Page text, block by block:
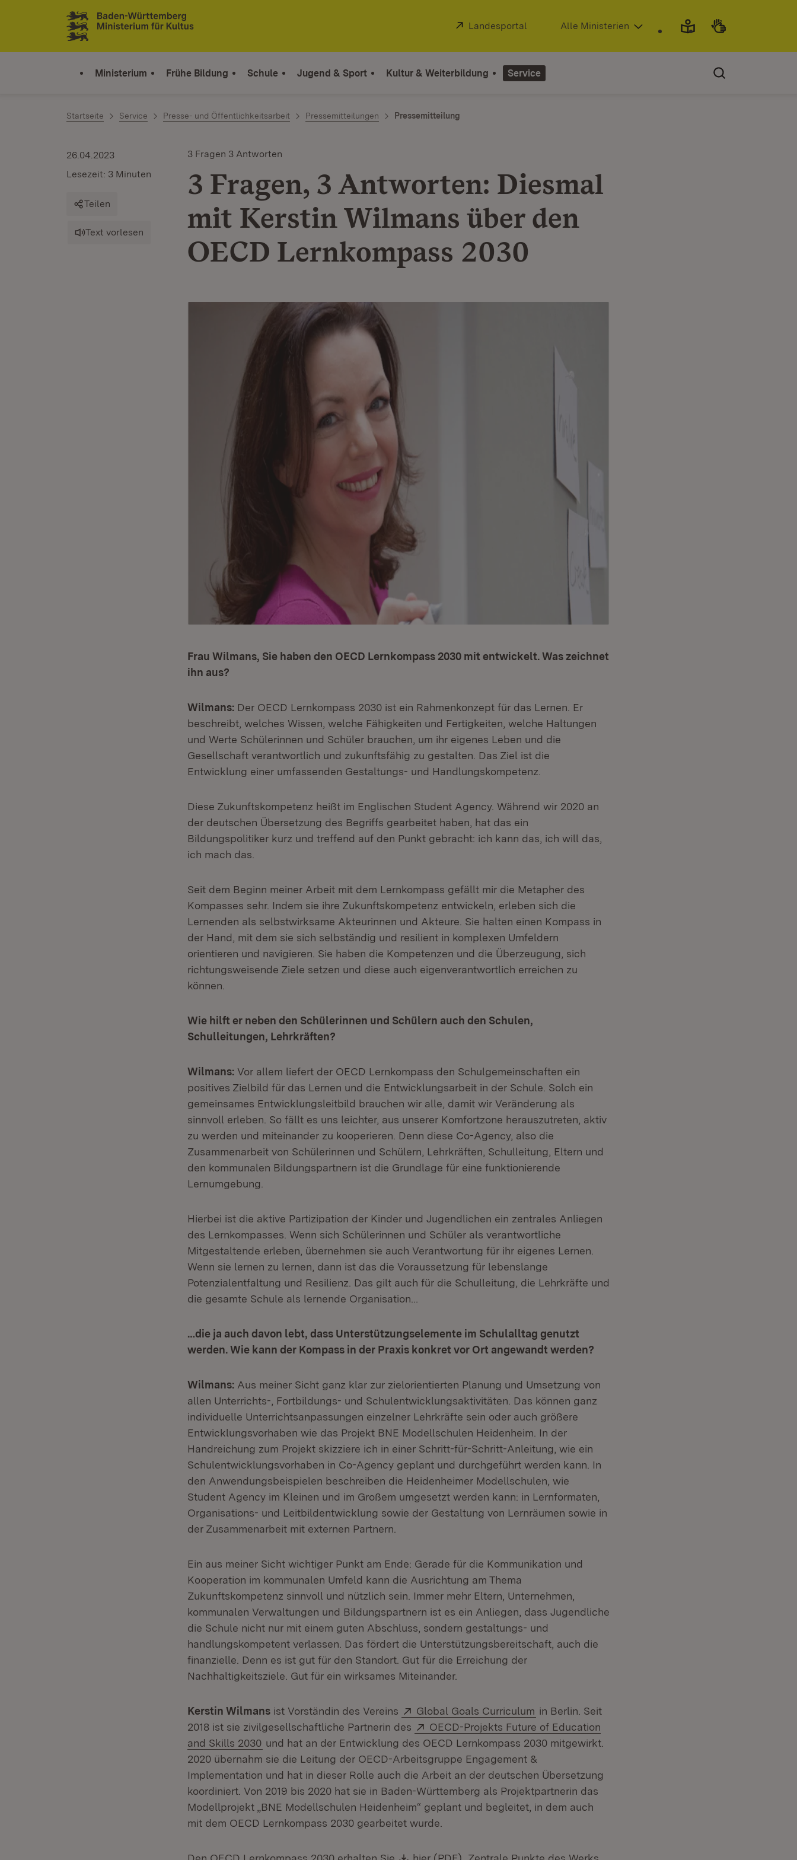
Zum Inhalt springen
Link zur Startseite
Extern:
Landesportal (Öffnet in neuem Fenster)
Alle Ministerien
Ministerium Frühe Bildung Schule Jugend & Sport Kultur & Weiterbildung Service
Startseite Service Presse- und Öffentlichkeitsarbeit Pressemitteilungen Pressemitteilung
3 Fragen 3 Antworten
3 Fragen, 3 Antworten: Diesmal
mit Kerstin Wilmans über den
OECD Lernkompass 2030
26.04.2023
Lesezeit: 3 Minuten
Teilen
Text vorlesen
Frau Wilmans, Sie haben den OECD Lernkompass 2030 mit entwickelt. Was zeichnet
ihn aus?
Wilmans: Der OECD Lernkompass 2030 ist ein Rahmenkonzept für das Lernen. Er
beschreibt, welches Wissen, welche Fähigkeiten und Fertigkeiten, welche Haltungen
und Werte Schülerinnen und Schüler brauchen, um ihr eigenes Leben und die
Gesellschaft verantwortlich und zukunftsfähig zu gestalten. Das Ziel ist die
Entwicklung einer umfassenden Gestaltungs- und Handlungskompetenz.
Diese Zukunftskompetenz heißt im Englischen Student Agency. Während wir 2020 an
der deutschen Übersetzung des Begriffs gearbeitet haben, hat das ein
Bildungspolitiker kurz und treffend auf den Punkt gebracht: ich kann das, ich will das,
ich mach das.
Seit dem Beginn meiner Arbeit mit dem Lernkompass gefällt mir die Metapher des
Kompasses sehr. Indem sie ihre Zukunftskompetenz entwickeln, erleben sich die
Lernenden als selbstwirksame Akteurinnen und Akteure. Sie halten einen Kompass in
der Hand, mit dem sie sich selbständig und resilient in komplexen Umfeldern
orientieren und navigieren. Sie haben die Kompetenzen und die Überzeugung, sich
richtungsweisende Ziele setzen und diese auch eigenverantwortlich erreichen zu
können.
Wie hilft er neben den Schülerinnen und Schülern auch den Schulen,
Schulleitungen, Lehrkräften?
Wilmans: Vor allem liefert der OECD Lernkompass den Schulgemeinschaften ein
positives Zielbild für das Lernen und die Entwicklungsarbeit in der Schule. Solch ein
gemeinsames Entwicklungsleitbild brauchen wir alle, damit wir Veränderung als
sinnvoll erleben. So fällt es uns leichter, aus unserer Komfortzone herauszutreten, aktiv
zu werden und miteinander zu kooperieren. Denn diese Co-Agency, also die
Zusammenarbeit von Schülerinnen und Schülern, Lehrkräften, Schulleitung, Eltern und
den kommunalen Bildungspartnern ist die Grundlage für eine funktionierende
Lernumgebung.
Hierbei ist die aktive Partizipation der Kinder und Jugendlichen ein zentrales Anliegen
des Lernkompasses. Wenn sich Schülerinnen und Schüler als verantwortliche
Mitgestaltende erleben, übernehmen sie auch Verantwortung für ihr eigenes Lernen.
Wenn sie lernen zu lernen, dann ist das die Voraussetzung für lebenslange
Potenzialentfaltung und Resilienz. Das gilt auch für die Schulleitung, die Lehrkräfte und
die gesamte Schule als lernende Organisation…
…die ja auch davon lebt, dass Unterstützungselemente im Schulalltag genutzt
werden. Wie kann der Kompass in der Praxis konkret vor Ort angewandt werden?
Wilmans: Aus meiner Sicht ganz klar zur zielorientierten Planung und Umsetzung von
allen Unterrichts-, Fortbildungs- und Schulentwicklungsaktivitäten. Das können ganz
individuelle Unterrichtsanpassungen einzelner Lehrkräfte sein oder auch größere
Entwicklungsvorhaben wie das Projekt BNE Modellschulen Heidenheim. In der
Handreichung zum Projekt skizziere ich in einer Schritt-für-Schritt-Anleitung, wie ein
Schulentwicklungsvorhaben in Co-Agency geplant und durchgeführt werden kann. In
den Anwendungsbeispielen beschreiben die Heidenheimer Modellschulen, wie
Student Agency im Kleinen und im Großem umgesetzt werden kann: in Lernformaten,
Organisations- und Leitbildentwicklung sowie der Gestaltung von Lernräumen sowie in
der Zusammenarbeit mit externen Partnern.
Ein aus meiner Sicht wichtiger Punkt am Ende: Gerade für die Kommunikation und
Kooperation im kommunalen Umfeld kann die Ausrichtung am Thema
Zukunftskompetenz sinnvoll und nützlich sein. Immer mehr Eltern, Unternehmen,
kommunalen Verwaltungen und Bildungspartnern ist es ein Anliegen, dass Jugendliche
die Schule nicht nur mit einem guten Abschluss, sondern gestaltungs- und
handlungskompetent verlassen. Das fördert die Unterstützungsbereitschaft, auch die
finanzielle. Denn es ist gut für den Standort. Gut für die Erreichung der
Nachhaltigkeitsziele. Gut für ein wirksames Miteinander.
Kerstin Wilmans ist Vorständin des Vereins Extern:
Global Goals Curriculum (Öffnet in neuem Fenster)
in Berlin. Seit
2018 ist sie zivilgesellschaftliche Partnerin des
Extern:
OECD-Projekts Future of Education
and Skills 2030 (Öffnet in neuem Fenster)
und hat an der Entwicklung des OECD Lernkompass 2030 mitgewirkt.
2020 übernahm sie die Leitung der OECD-Arbeitsgruppe Engagement &
Implementation und hat in dieser Rolle auch die Arbeit an der deutschen Übersetzung
koordiniert. Von 2019 bis 2020 hat sie in Baden-Württemberg als Projektpartnerin das
Modellprojekt „BNE Modellschulen Heidenheim“ geplant und begleitet, in dem auch
mit dem OECD Lernkompass 2030 gearbeitet wurde.
Download: (Öffnet in neuem Fenster)